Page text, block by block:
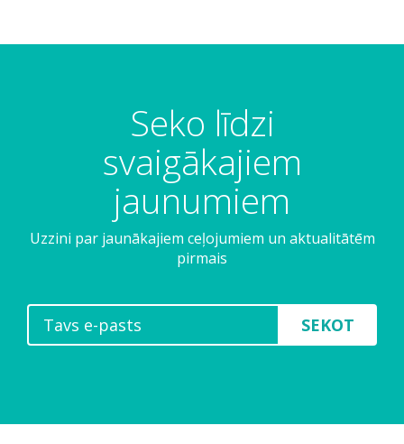
Seko līdzi
svaigākajiem
jaunumiem
Uzzini par jaunākajiem ceļojumiem un aktualitātēm
pirmais
SEKOT